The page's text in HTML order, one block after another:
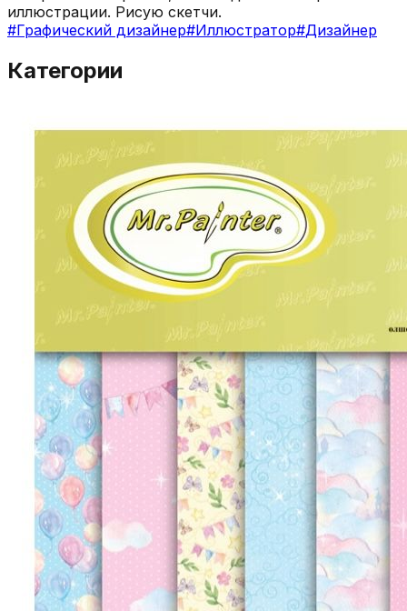
иллюстрации. Рисую скетчи.
#Графический дизайнер#Иллюстратор#Дизайнер
Категории